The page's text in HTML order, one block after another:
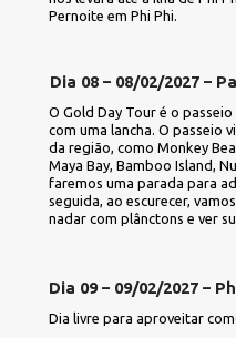
Pernoite em Phi Phi.
Dia 08 – 08/02/2027 –
O Gold Day Tour é o
com uma lancha. O passeio
da região, como Monkey
Maya Bay, Bamboo Island,
faremos uma parada para
seguida, ao escurecer,
nadar com plânctons e ver
Dia 09 – 09/02/2027 –
Dia livre para aproveitar